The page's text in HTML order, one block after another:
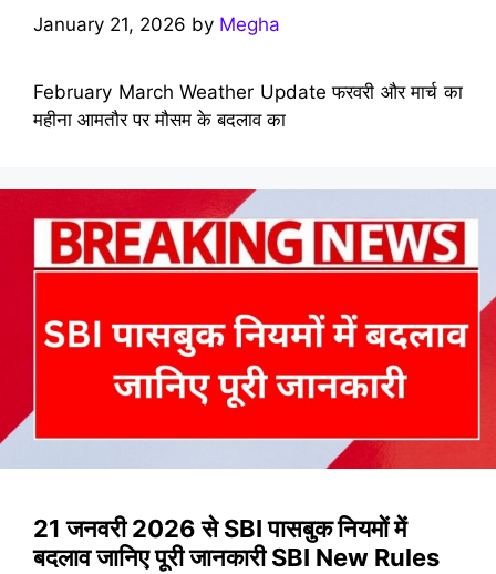
January 21, 2026 by Megha
February March Weather Update फरवरी और मार्च का
महीना आमतौर पर मौसम के बदलाव का
21 जनवरी 2026 से SBI पासबुक नियमों में
बदलाव जानिए पूरी जानकारी SBI New Rules